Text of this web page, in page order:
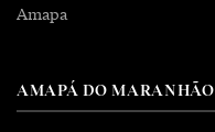
Amapa
AMAPÁ DO MARANHÃO